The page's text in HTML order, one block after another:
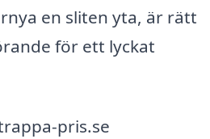
en sliten yta, är rätt
för ett lyckat
pris.se